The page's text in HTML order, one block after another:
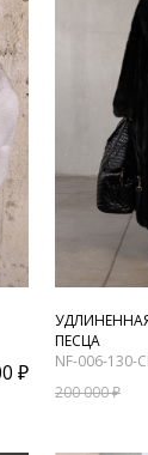
₽
ПЕСЦА
NF-006-130-
200 000 ₽